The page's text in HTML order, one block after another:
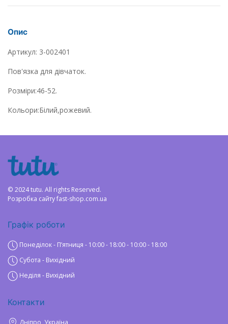
Опис
Артикул: 3-002401
Пов'язка для дівчаток.
Розміри:46-52.
Кольори:Білий,рожевий.
© 2024 tutu. All rights Reserved.
Розробка сайтуfast-shop.com.ua
Графік роботи
Понеділок - Пʼятниця - 10:00 - 18:00 - 10:00 - 18:00
Субота - Вихідний
Неділя - Вихідний
Контакти